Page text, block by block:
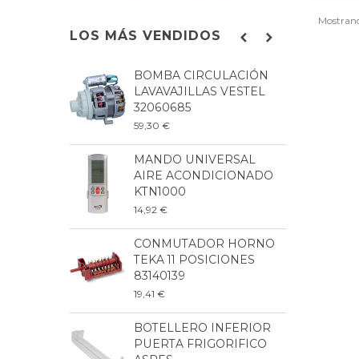
LOS MÁS VENDIDOS
BOMBA CIRCULACIÓN
LAVAVAJILLAS VESTEL
32060685
59,30 €
MANDO UNIVERSAL
AIRE ACONDICIONADO
KTN1000
14,92 €
CONMUTADOR HORNO
TEKA 11 POSICIONES
83140139
19,41 €
BOTELLERO INFERIOR
PUERTA FRIGORIFICO